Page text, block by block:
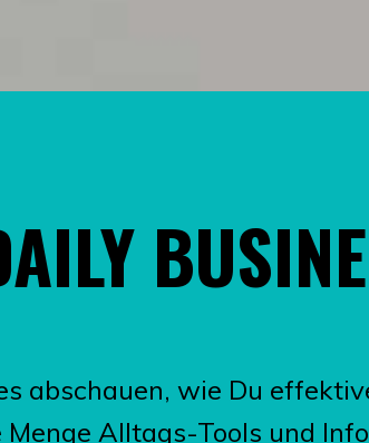
abschauen, wie Du
Alltags-Tools und